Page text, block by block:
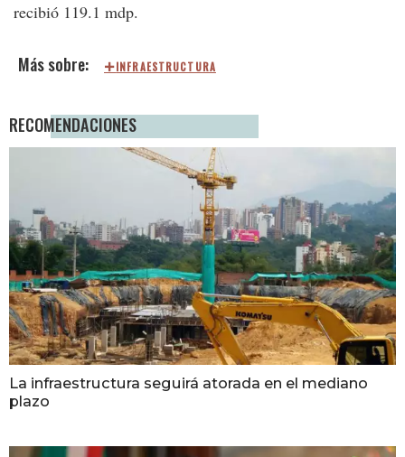
recibió 119.1 mdp.
INFRAESTRUCTURA
RECOMENDACIONES
La infraestructura seguirá atorada en el mediano
plazo